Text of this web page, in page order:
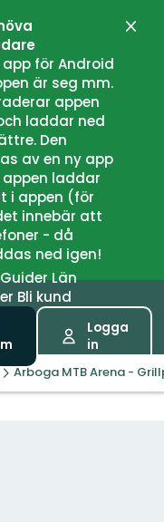
för Android
är seg mm.
appen
laddar ned
Den
av en ny app
laddar
i appen (för
innebär att
- då
ned igen!
GuiderLän
Bli kund
Logga
in
Arboga MTB Arena -